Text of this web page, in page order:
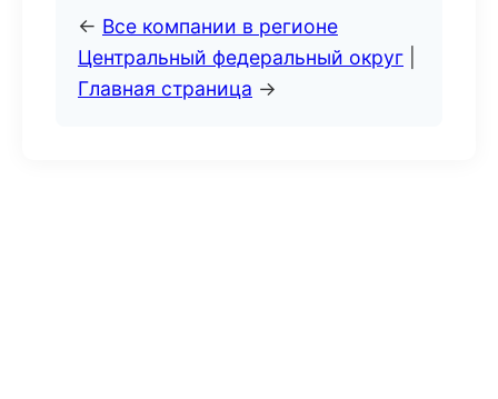
← Все компании в регионе
Центральный федеральный округ
Главная страница →